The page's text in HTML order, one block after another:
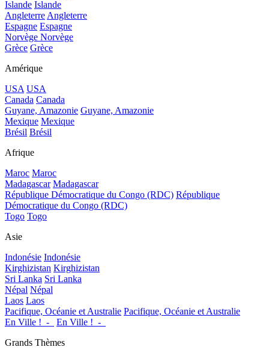
Islande Islande
Angleterre Angleterre
Espagne Espagne
Norvège Norvège
Grèce Grèce
Amérique
USA USA
Canada Canada
Guyane, Amazonie Guyane, Amazonie
Mexique Mexique
Brésil Brésil
Afrique
Maroc Maroc
Madagascar Madagascar
République Démocratique du Congo (RDC) République
Démocratique du Congo (RDC)
Togo Togo
Asie
Indonésie Indonésie
Kirghizistan Kirghizistan
Sri Lanka Sri Lanka
Népal Népal
Laos Laos
Pacifique, Océanie et Australie Pacifique, Océanie et Australie
En Ville !_-_
En Ville !_-_
Grands Thèmes